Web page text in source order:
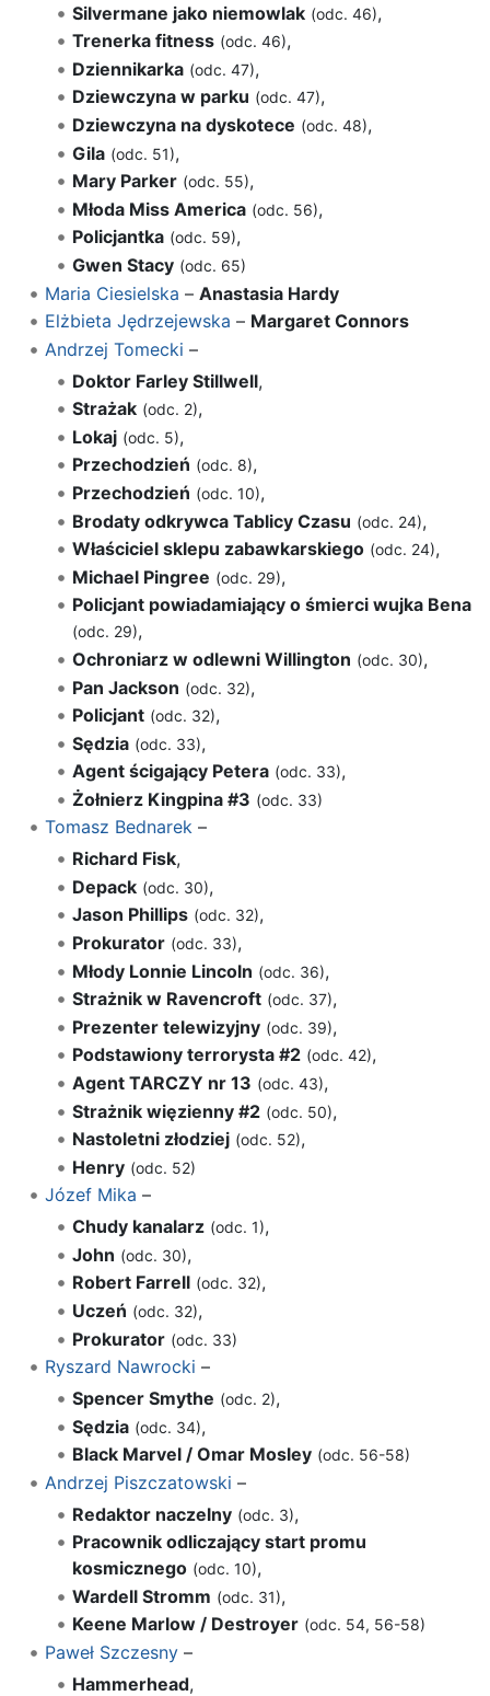
Silvermane jako niemowlak (odc. 46),
Trenerka fitness (odc. 46),
Dziennikarka (odc. 47),
Dziewczyna w parku (odc. 47),
Dziewczyna na dyskotece (odc. 48),
Gila (odc. 51),
Mary Parker (odc. 55),
Młoda Miss America (odc. 56),
Policjantka (odc. 59),
Gwen Stacy (odc. 65)
Maria Ciesielska – Anastasia Hardy
Elżbieta Jędrzejewska – Margaret Connors
Andrzej Tomecki –
Doktor Farley Stillwell,
Strażak (odc. 2),
Lokaj (odc. 5),
Przechodzień (odc. 8),
Przechodzień (odc. 10),
Brodaty odkrywca Tablicy Czasu (odc. 24),
Właściciel sklepu zabawkarskiego (odc. 24),
Michael Pingree (odc. 29),
Policjant powiadamiający o śmierci wujka Bena
(odc. 29),
Ochroniarz w odlewni Willington (odc. 30),
Pan Jackson (odc. 32),
Policjant (odc. 32),
Sędzia (odc. 33),
Agent ścigający Petera (odc. 33),
Żołnierz Kingpina #3 (odc. 33)
Tomasz Bednarek–
Richard Fisk,
Depack (odc. 30),
Jason Phillips (odc. 32),
Prokurator (odc. 33),
Młody Lonnie Lincoln (odc. 36),
Strażnik w Ravencroft (odc. 37),
Prezenter telewizyjny (odc. 39),
Podstawiony terrorysta #2 (odc. 42),
Agent TARCZY nr 13 (odc. 43),
Strażnik więzienny #2 (odc. 50),
Nastoletni złodziej (odc. 52),
Henry (odc. 52)
Józef Mika –
Chudy kanalarz (odc. 1),
John (odc. 30),
Robert Farrell (odc. 32),
Uczeń (odc. 32),
Prokurator (odc. 33)
Ryszard Nawrocki –
Spencer Smythe (odc. 2),
Sędzia (odc. 34),
Black Marvel / Omar Mosley (odc. 56-58)
Andrzej Piszczatowski –
Redaktor naczelny (odc. 3),
Pracownik odliczający start promu
kosmicznego (odc. 10),
Wardell Stromm (odc. 31),
Keene Marlow / Destroyer (odc. 54, 56-58)
Paweł Szczesny–
Hammerhead,